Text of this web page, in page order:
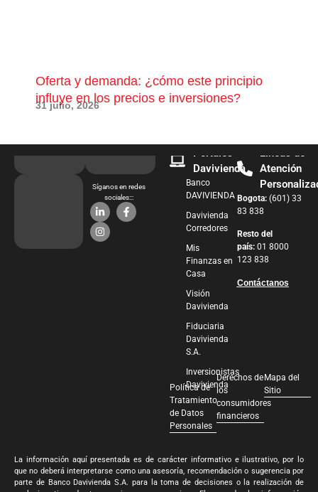
Oferta y demanda: ¿cómo este principio
influye en los precios e inversiones?
31 julio, 2026
Síganos en redes
sociales:::
Portales
Davivienda
Banco
DAVIVIENDA
Davivienda
Corredores
Mis
Finanzas en
Casa
Visión
Davivienda
Fiduciaria
Davivienda
S.A.
Inversionistas
Davivienda
Líneas de
Atención
Bogota: (601) 33
83 838
Resto del
país: 01 8000
123 838
Contáctanos
Política de
Tratamiento
de Datos
Personales
Derechos de
los
consumidores
financieros
Mapa del
Sitio
La información aquí presentada es de carácter informativo e ilustrativo, por lo
que no deberá interpretarse como una asesoría, recomendación o sugerencia por
parte de Banco Davivienda S.A. para la toma de decisiones o la realización de